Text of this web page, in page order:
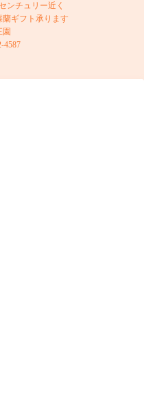
ンチュリー近く
ギフト承ります
園
4587